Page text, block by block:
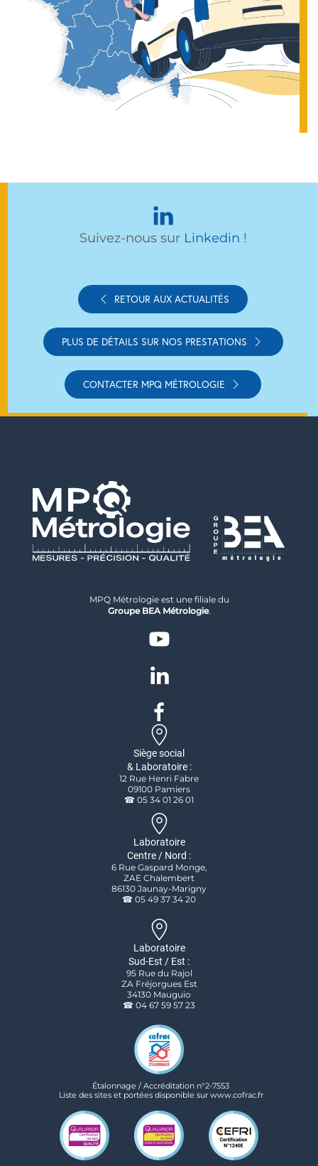
Suivez-nous sur Linkedin !
RETOUR AUX ACTUALITÉS
PLUS DE DÉTAILS SUR NOS PRESTATIONS
CONTACTER MPQ MÉTROLOGIE
MPQ Métrologie est une filiale du
Groupe BEA Métrologie.
Siège social
& Laboratoire :
12 Rue Henri Fabre
09100 Pamiers
☎ 05 34 01 26 01
Laboratoire
Centre / Nord :
6 Rue Gaspard Monge,
ZAE Chalembert
86130 Jaunay-Marigny
☎ 05 49 37 34 20
Laboratoire
Sud-Est / Est :
95 Rue du Rajol
ZA Fréjorgues Est
34130 Mauguio
☎ 04 67 59 57 23
Étalonnage / Accréditation n°2-7553
Liste des sites et portées disponible sur www.cofrac.fr